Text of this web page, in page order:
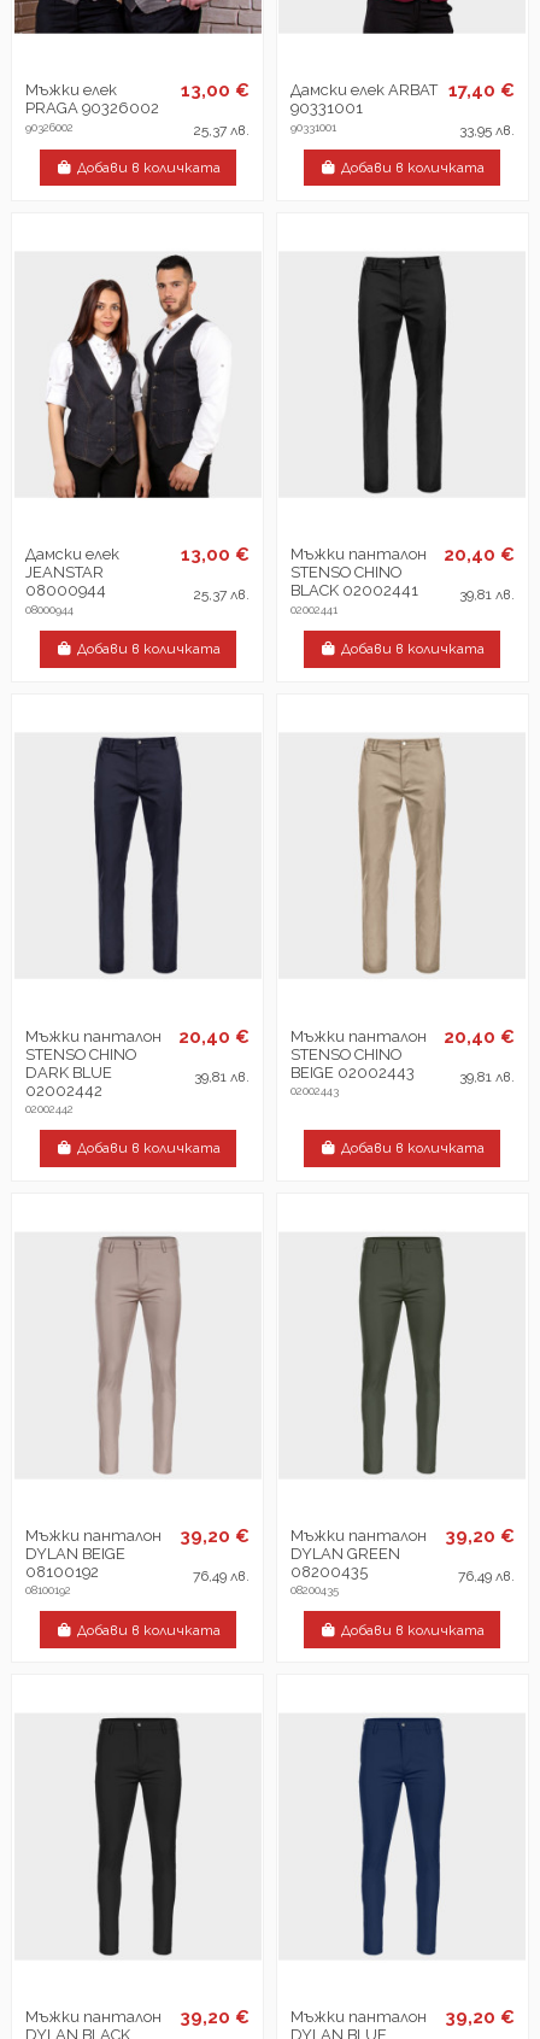
Мъжки елек
PRAGA 90326002
90326002
13,00 €
25,37 лв.
Добави в количката
Дамски елек ARBAT
90331001
90331001
17,40 €
33,95 лв.
Добави в количката
Дамски елек
JEANSTAR
08000944
08000944
13,00 €
25,37 лв.
Добави в количката
Мъжки панталон
STENSO CHINO
BLACK 02002441
02002441
20,40 €
39,81 лв.
Добави в количката
Мъжки панталон
STENSO CHINO
DARK BLUE
02002442
02002442
20,40 €
39,81 лв.
Добави в количката
Мъжки панталон
STENSO CHINO
BEIGE 02002443
02002443
20,40 €
39,81 лв.
Добави в количката
Мъжки панталон
DYLAN BEIGE
08100192
08100192
39,20 €
76,49 лв.
Добави в количката
Мъжки панталон
DYLAN GREEN
08200435
08200435
39,20 €
76,49 лв.
Добави в количката
Мъжки панталон
DYLAN BLACK
39,20 €
Мъжки панталон
DYLAN BLUE
39,20 €